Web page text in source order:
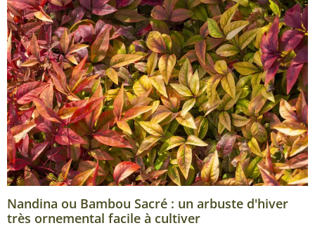
Nandina ou Bambou Sacré : un arbuste d'hiver
très ornemental facile à cultiver